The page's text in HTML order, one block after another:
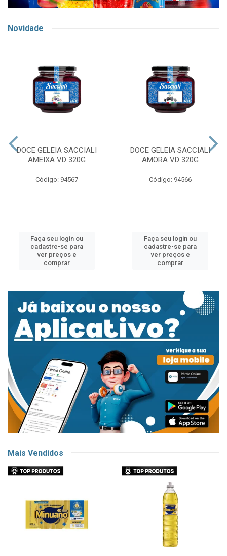
Novidade
DOCE GELEIA SACCIALI
AMEIXA VD 320G
Código: 94567
Faça seu login ou
cadastre-se para
ver preços e
comprar
DOCE GELEIA SACCIALI
AMORA VD 320G
Código: 94566
Faça seu login ou
cadastre-se para
ver preços e
comprar
Mais Vendidos